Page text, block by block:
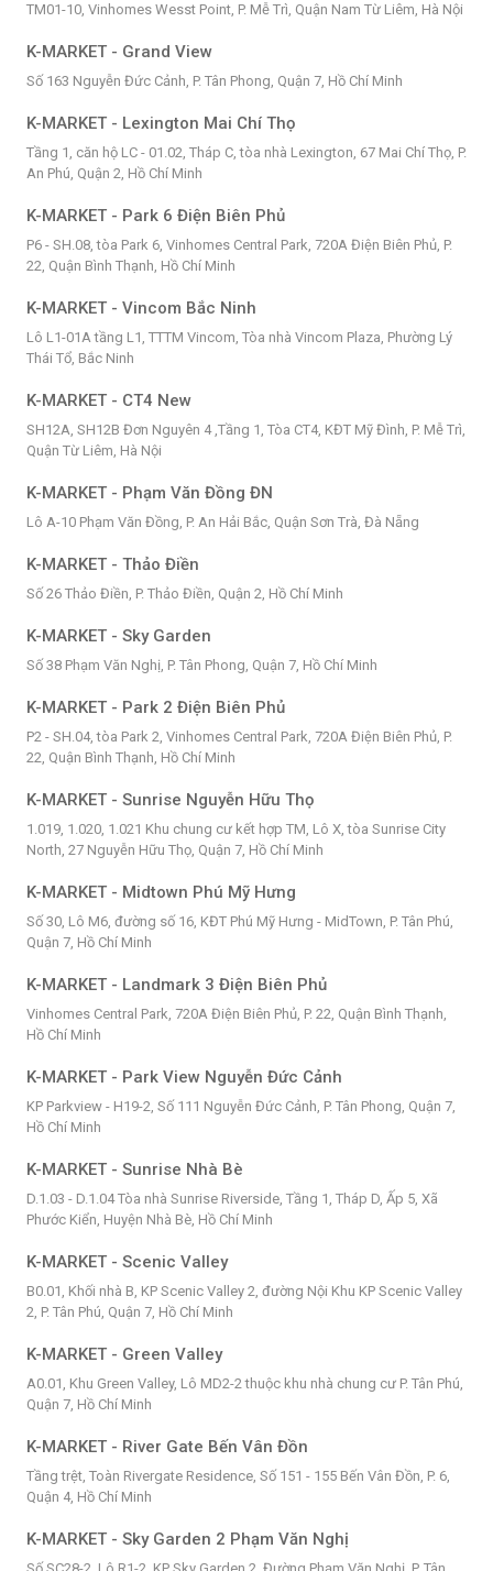
TM01-10, Vinhomes Wesst Point, P. Mễ Trì, Quận Nam Từ Liêm, Hà Nội
K-MARKET - Grand View
Số 163 Nguyễn Đức Cảnh, P. Tân Phong, Quận 7, Hồ Chí Minh
K-MARKET - Lexington Mai Chí Thọ
Tầng 1, căn hộ LC - 01.02, Tháp C, tòa nhà Lexington, 67 Mai Chí Thọ, P.
An Phú, Quận 2, Hồ Chí Minh
K-MARKET - Park 6 Điện Biên Phủ
P6 - SH.08, tòa Park 6, Vinhomes Central Park, 720A Điện Biên Phủ, P.
22, Quận Bình Thạnh, Hồ Chí Minh
K-MARKET - Vincom Bắc Ninh
Lô L1-01A tầng L1, TTTM Vincom, Tòa nhà Vincom Plaza, Phường Lý
Thái Tổ, Bắc Ninh
K-MARKET - CT4 New
SH12A, SH12B Đơn Nguyên 4 ,Tầng 1, Tòa CT4, KĐT Mỹ Đình, P. Mễ Trì,
Quận Từ Liêm, Hà Nội
K-MARKET - Phạm Văn Đồng ĐN
Lô A-10 Phạm Văn Đồng, P. An Hải Bắc, Quận Sơn Trà, Đà Nẵng
K-MARKET - Thảo Điền
Số 26 Thảo Điền, P. Thảo Điền, Quận 2, Hồ Chí Minh
K-MARKET - Sky Garden
Số 38 Phạm Văn Nghị, P. Tân Phong, Quận 7, Hồ Chí Minh
K-MARKET - Park 2 Điện Biên Phủ
P2 - SH.04, tòa Park 2, Vinhomes Central Park, 720A Điện Biên Phủ, P.
22, Quận Bình Thạnh, Hồ Chí Minh
K-MARKET - Sunrise Nguyễn Hữu Thọ
1.019, 1.020, 1.021 Khu chung cư kết hợp TM, Lô X, tòa Sunrise City
North, 27 Nguyễn Hữu Thọ, Quận 7, Hồ Chí Minh
K-MARKET - Midtown Phú Mỹ Hưng
Số 30, Lô M6, đường số 16, KĐT Phú Mỹ Hưng - MidTown, P. Tân Phú,
Quận 7, Hồ Chí Minh
K-MARKET - Landmark 3 Điện Biên Phủ
Vinhomes Central Park, 720A Điện Biên Phủ, P. 22, Quận Bình Thạnh,
Hồ Chí Minh
K-MARKET - Park View Nguyễn Đức Cảnh
KP Parkview - H19-2, Số 111 Nguyễn Đức Cảnh, P. Tân Phong, Quận 7,
Hồ Chí Minh
K-MARKET - Sunrise Nhà Bè
D.1.03 - D.1.04 Tòa nhà Sunrise Riverside, Tầng 1, Tháp D, Ấp 5, Xã
Phước Kiển, Huyện Nhà Bè, Hồ Chí Minh
K-MARKET - Scenic Valley
B0.01, Khối nhà B, KP Scenic Valley 2, đường Nội Khu KP Scenic Valley
2, P. Tân Phú, Quận 7, Hồ Chí Minh
K-MARKET - Green Valley
A0.01, Khu Green Valley, Lô MD2-2 thuộc khu nhà chung cư P. Tân Phú,
Quận 7, Hồ Chí Minh
K-MARKET - River Gate Bến Vân Đồn
Tầng trệt, Toàn Rivergate Residence, Số 151 - 155 Bến Vân Đồn, P. 6,
Quận 4, Hồ Chí Minh
K-MARKET - Sky Garden 2 Phạm Văn Nghị